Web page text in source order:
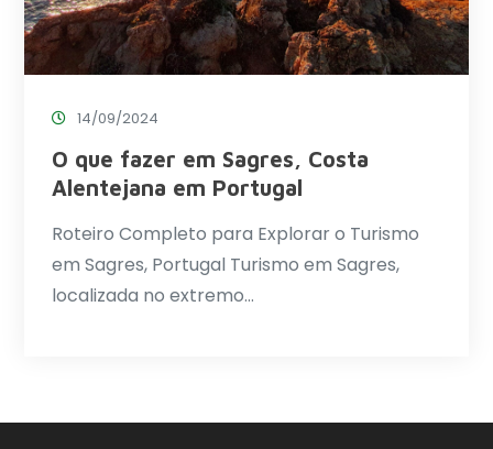
14/09/2024
O que fazer em Sagres, Costa
Alentejana em Portugal
Roteiro Completo para Explorar o Turismo
em Sagres, Portugal Turismo em Sagres,
localizada no extremo…